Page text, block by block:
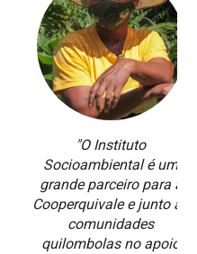
"O Instituto
Socioambiental é um
grande parceiro para a
Cooperquivale e junto às
comunidades
quilombolas no apoio